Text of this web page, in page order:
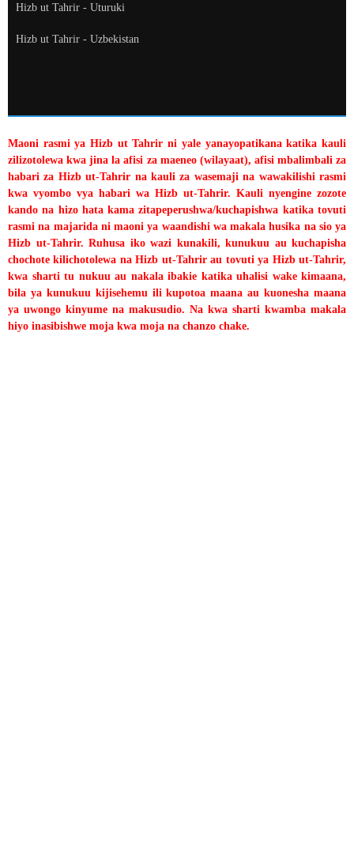
Hizb ut Tahrir - Uturuki
Hizb ut Tahrir - Uzbekistan
Maoni rasmi ya Hizb ut Tahrir ni yale yanayopatikana katika kauli
zilizotolewa kwa jina la afisi za maeneo (wilayaat), afisi mbalimbali za
habari za Hizb ut-Tahrir na kauli za wasemaji na wawakilishi rasmi
kwa vyombo vya habari wa Hizb ut-Tahrir. Kauli nyengine zozote
kando na hizo hata kama zitapeperushwa/kuchapishwa katika tovuti
rasmi na majarida ni maoni ya waandishi wa makala husika na sio ya
Hizb ut-Tahrir. Ruhusa iko wazi kunakili, kunukuu au kuchapisha
chochote kilichotolewa na Hizb ut-Tahrir au tovuti ya Hizb ut-Tahrir,
kwa sharti tu nukuu au nakala ibakie katika uhalisi wake kimaana,
bila ya kunukuu kijisehemu ili kupotoa maana au kuonesha maana
ya uwongo kinyume na makusudio. Na kwa sharti kwamba makala
hiyo inasibishwe moja kwa moja na chanzo chake.